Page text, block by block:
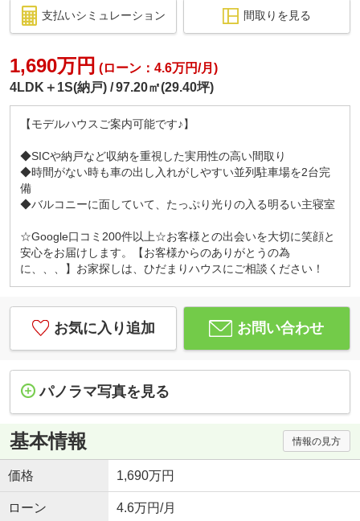
支払いシミュレーション 間取りを見る
1,690万円 (ローン：4.6万円/月)
4LDK＋1S(納戸)
97.20㎡(29.40坪)
【モデルハウスご案内可能です♪】
◆SICや納戸など収納を重視した実用性の高い間取り
◆時間がない時も車の出し入れがしやすい並列駐車場を2台完
備
◆バルコニーに面していて、たっぷり光りの入る明るい主寝室
☆Google口コミ200件以上☆お客様との出会いを大切に笑顔と
安心をお届けします。【お客様からのありがとうの為
に、、、】お家探しは、ひだまりハウスにご相談ください！
お気に入り追加 お問い合わせ
パノラマ写真を見る
基本情報 情報の見方
価格 1,690万円
ローン 4.6万円/月